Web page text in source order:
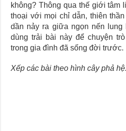
Journey Of Love Oracle – Lá Số 68:
Journey Of Love Oracle – Lá Số 67:
Journey Of Love Oracle – Lá Số 66:
không? Thông qua thế giới tâm
thoại với mọi chỉ dẫn, thiên
dần nảy ra giữa ngọn nến
dùng trải bài này để chuyện
trong gia đình đã sống đời trước.
Xếp các bài theo hình cây phả hệ.